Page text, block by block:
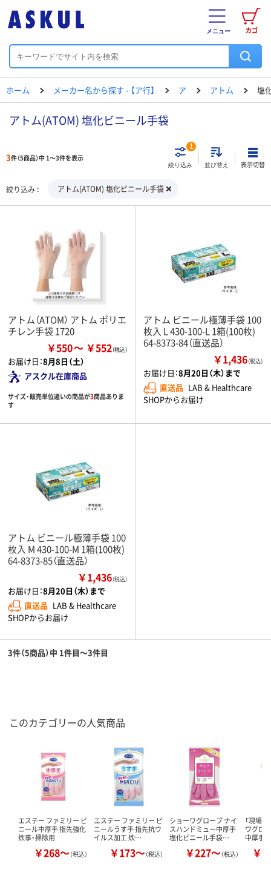
カゴ
メニュー
ホーム メーカー名から探す - 【ア行】 ア アトム 塩
アトム(ATOM) 塩化ビニール手袋
3件（5商品）中 1～3件を表示
絞り込み
1
並び替え 表示切替
絞り込み アトム(ATOM) 塩化ビニール手袋
アトム（ATOM） アトム ポリエ
チレン手袋 1720
￥550 ￥552
お届け日：8月8日（土）
アスクル在庫商品
サイズ・販売単位違いの商品が3商品ありま
す
アトム ビニール極薄手袋 100
枚入 L 430-100-L 1箱(100枚)
64-8373-84（直送品）
￥1,436（税込）
お届け日：8月20日（木）まで
直送品 LAB & Healthcare
SHOPからお届け
アトム ビニール極薄手袋 100
枚入 M 430-100-M 1箱(100枚)
64-8373-85（直送品）
￥1,436（税込）
お届け日：8月20日（木）まで
直送品 LAB & Healthcare
SHOPからお届け
3件（5商品）中 1件目～3件目
このカテゴリーの人気商品
エステー ファミリー ビ
ニール中厚手 指先強化
炊事・掃除用
￥268～（税込）
エステー ファミリー ビ
ニールうす手 指先抗ウ
イルス加工 炊…
￥173～（税込）
ショーワグローブ ナイ
スハンドミュー中厚手
塩化ビニール手袋…
￥227～（税込）
「現場
ワグロ
中厚手
￥